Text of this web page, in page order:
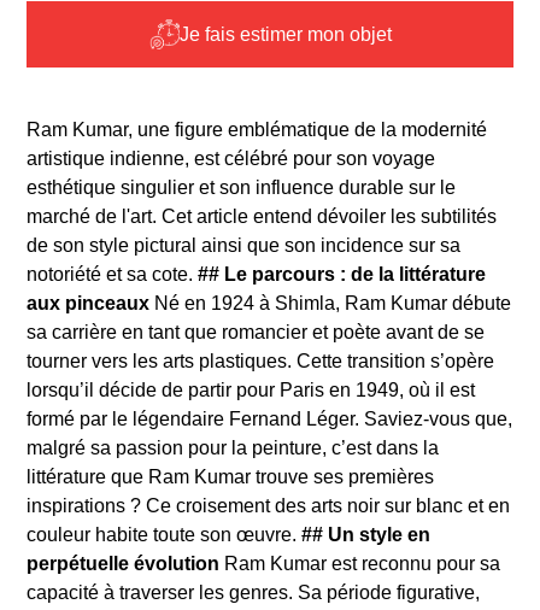
Je fais estimer mon objet
Ram Kumar, une figure emblématique de la modernité
artistique indienne, est célébré pour son voyage
esthétique singulier et son influence durable sur le
marché de l'art. Cet article entend dévoiler les subtilités
de son style pictural ainsi que son incidence sur sa
notoriété et sa cote.## Le parcours : de la littérature
aux pinceaux Né en 1924 à Shimla, Ram Kumar débute
sa carrière en tant que romancier et poète avant de se
tourner vers les arts plastiques. Cette transition s’opère
lorsqu’il décide de partir pour Paris en 1949, où il est
formé par le légendaire Fernand Léger. Saviez-vous que,
malgré sa passion pour la peinture, c’est dans la
littérature que Ram Kumar trouve ses premières
inspirations ? Ce croisement des arts noir sur blanc et en
couleur habite toute son œuvre.## Un style en
perpétuelle évolution Ram Kumar est reconnu pour sa
capacité à traverser les genres. Sa période figurative,